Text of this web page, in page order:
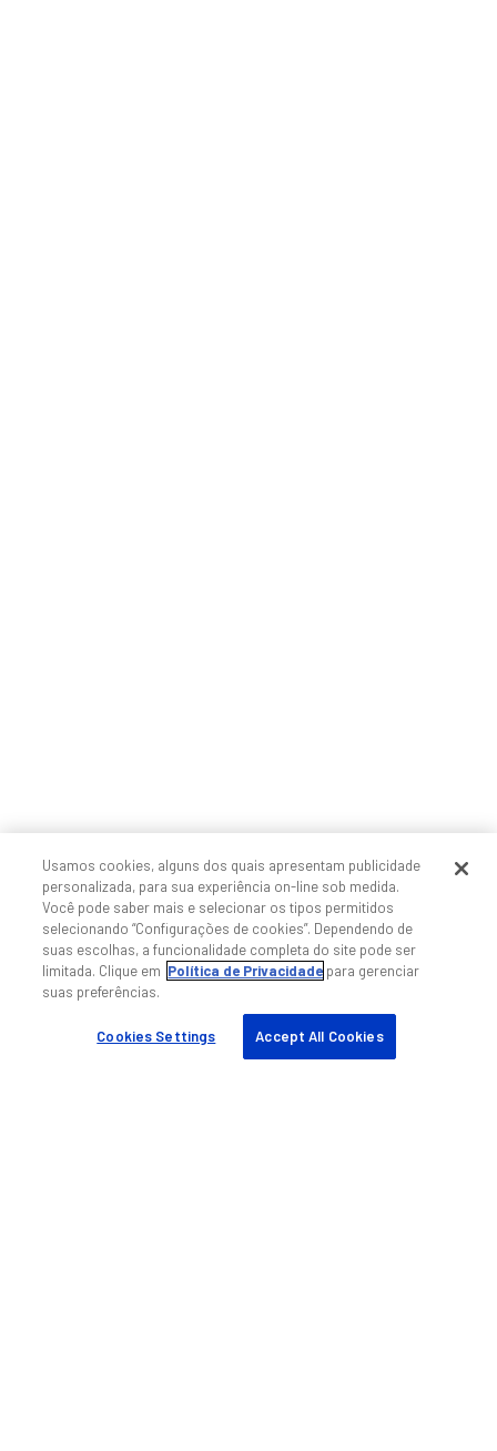
Usamos cookies, alguns dos quais apresentam publicidade
personalizada, para sua experiência on-line sob medida.
Você pode saber mais e selecionar os tipos permitidos
selecionando “Configurações de cookies”. Dependendo de
suas escolhas, a funcionalidade completa do site pode ser
limitada. Clique em Política de Privacidade para gerenciar
suas preferências.
Cookies Settings Accept All Cookies